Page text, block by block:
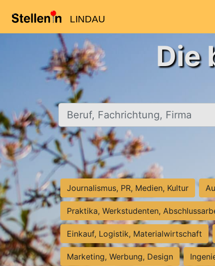
LINDAU
Die
Beruf, Fachrichtung, Firma
Journalismus, PR, Medien, Kultur
Praktika, Werkstudenten,
Einkauf, Logistik, Materialwirtschaft
Marketing, Werbung, Design